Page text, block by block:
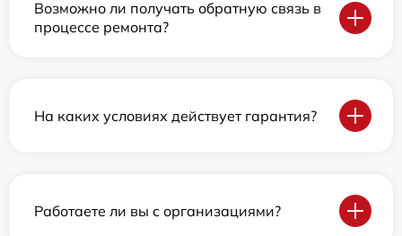
Возможно ли получать обратную связь в
процессе ремонта?
На каких условиях действует гарантия?
Работаете ли вы с организациями?